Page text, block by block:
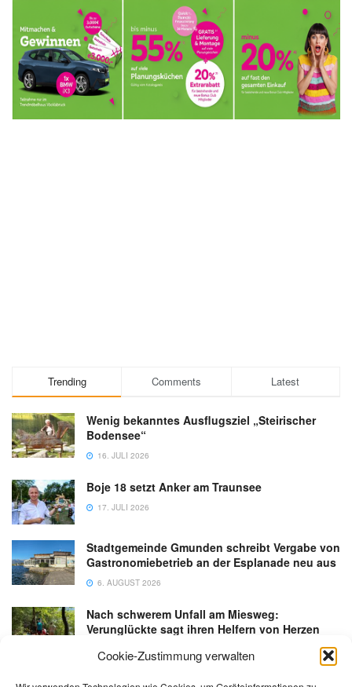
Cookie-Zustimmung verwalten
Trending Comments Latest
Wenig bekanntes Ausflugsziel „Steirischer
Bodensee“
16. JULI 2026
Boje 18 setzt Anker am Traunsee
17. JULI 2026
Stadtgemeinde Gmunden schreibt Vergabe von
Gastronomiebetrieb an der Esplanade neu aus
6. AUGUST 2026
Nach schwerem Unfall am Miesweg:
Verunglückte sagt ihren Helfern von Herzen
3. AUGUST 2026